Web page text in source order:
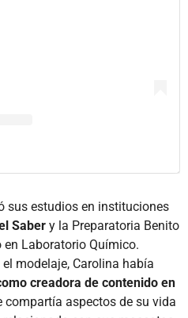
sus estudios en instituciones
Saber y la Preparatoria Benito
en Laboratorio Químico.
modelaje, Carolina había
creadora de contenido en
compartía aspectos de su vida